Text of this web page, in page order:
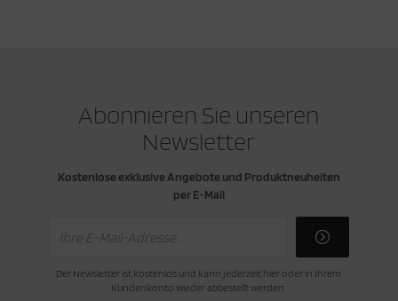
Abonnieren Sie unseren
Newsletter
Kostenlose exklusive Angebote und Produktneuheiten
per E-Mail
Der Newsletter ist kostenlos und kann jederzeit hier oder in Ihrem
Kundenkonto wieder abbestellt werden.